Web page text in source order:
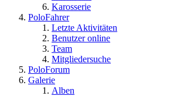
Karosserie
PoloFahrer
Letzte Aktivitäten
Benutzer online
Team
Mitgliedersuche
PoloForum
Galerie
Alben